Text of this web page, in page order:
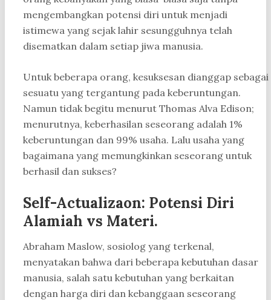
mengembangkan potensi diri untuk menjadi
istimewa yang sejak lahir sesungguhnya telah
disematkan dalam setiap jiwa manusia.
Untuk beberapa orang, kesuksesan dianggap sebagai
sesuatu yang tergantung pada keberuntungan.
Namun tidak begitu menurut Thomas Alva Edison;
menurutnya, keberhasilan seseorang adalah 1%
keberuntungan dan 99% usaha. Lalu usaha yang
bagaimana yang memungkinkan seseorang untuk
berhasil dan sukses?
Self-Actualizaon: Potensi Diri
Alamiah vs Materi.
Abraham Maslow, sosiolog yang terkenal,
menyatakan bahwa dari beberapa kebutuhan dasar
manusia, salah satu kebutuhan yang berkaitan
dengan harga diri dan kebanggaan seseorang